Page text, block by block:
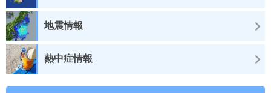
地震情報
熱中症情報